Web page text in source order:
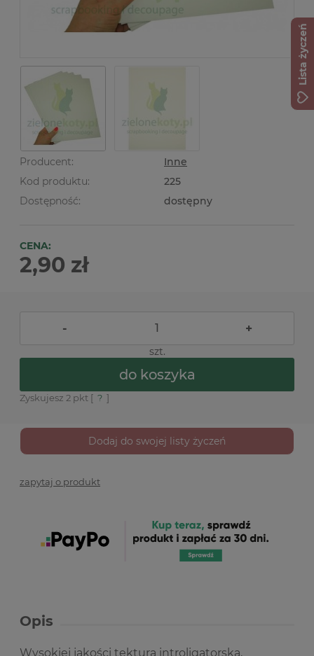
Producent:
Inne
Kod produktu:
225
Dostępność:
dostępny
CENA:
2,90 zł
- +
szt.
do koszyka
Zyskujesz 2 pkt [ ? ]
Dodaj do swojej listy życzeń
zapytaj o produkt
Opis
Wysokiej jakości tektura introligatorska,
Lista życzeń